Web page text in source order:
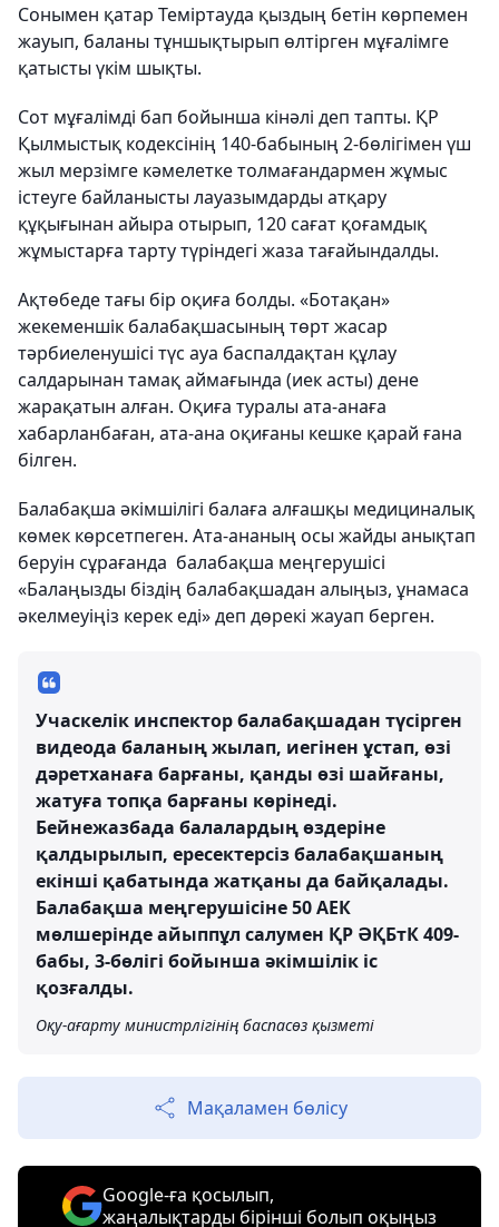
Сонымен қатар Теміртауда қыздың бетін көрпемен
жауып, баланы тұншықтырып өлтірген мұғалімге
қатысты үкім шықты.
Сот мұғалімді бап бойынша кінәлі деп тапты. ҚР
Қылмыстық кодексінің 140-бабының 2-бөлігімен үш
жыл мерзімге кәмелетке толмағандармен жұмыс
істеуге байланысты лауазымдарды атқару
құқығынан айыра отырып, 120 сағат қоғамдық
жұмыстарға тарту түріндегі жаза тағайындалды.
Ақтөбеде тағы бір оқиға болды. «Ботақан»
жекеменшік балабақшасының төрт жасар
тәрбиеленушісі түс ауа баспалдақтан құлау
салдарынан тамақ аймағында (иек асты) дене
жарақатын алған. Оқиға туралы ата-анаға
хабарланбаған, ата-ана оқиғаны кешке қарай ғана
білген.
Балабақша әкімшілігі балаға алғашқы медициналық
көмек көрсетпеген. Ата-ананың осы жайды анықтап
беруін сұрағанда балабақша меңгерушісі
«Балаңызды біздің балабақшадан алыңыз, ұнамаса
әкелмеуіңіз керек еді» деп дөрекі жауап берген.
Учаскелік инспектор балабақшадан түсірген
видеода баланың жылап, иегінен ұстап, өзі
дәретханаға барғаны, қанды өзі шайғаны,
жатуға топқа барғаны көрінеді.
Бейнежазбада балалардың өздеріне
қалдырылып, ересектерсіз балабақшаның
екінші қабатында жатқаны да байқалады.
Балабақша меңгерушісіне 50 АЕК
мөлшерінде айыппұл салумен ҚР ӘҚБтК 409-
бабы, 3-бөлігі бойынша әкімшілік іс
қозғалды.
Оқу-ағарту министрлігінің баспасөз қызметі
Мақаламен бөлісу
Google-ға қосылып,
жаңалықтарды бірінші болып оқыңыз